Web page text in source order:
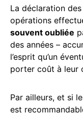
La déclaration
opérations
souvent oubliée
des années –
l’esprit qu’un
porter coût à leur
Par ailleurs, et si
est